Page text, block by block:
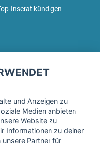
Inserat kündigen
ein und erhalte regelmäßig
Daten, wie in der
und Anzeigen zu
Medien anbieten
Website zu
Informationen zu deiner
unsere Partner für